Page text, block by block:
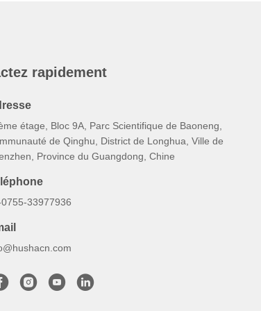
rapidement
étage, Bloc 9A, Parc Scientifique de Baoneng,
de Qinghu, District de Longhua, Ville de
Province du Guangdong, Chine
33977936